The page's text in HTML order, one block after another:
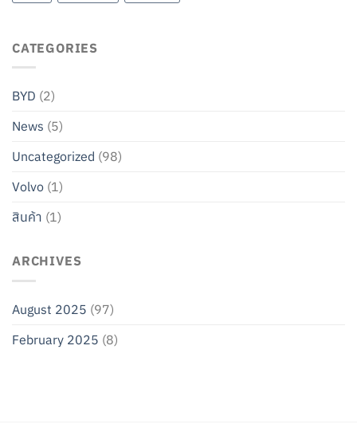
CATEGORIES
BYD (2)
News (5)
Uncategorized (98)
Volvo (1)
สินค้า (1)
ARCHIVES
August 2025 (97)
February 2025 (8)